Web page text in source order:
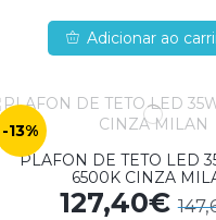
Adicionar ao
-13%
PLAFON DE TETO LED
6500K CINZA
127,40€